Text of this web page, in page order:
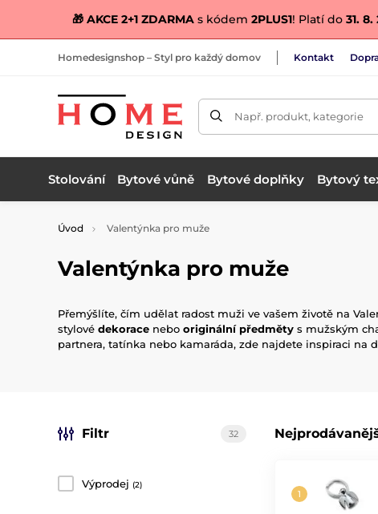
🎁 AKCE 2+1 ZDARMAs kódem 2PLUS1! Platí do31. 8.
Homedesignshop – Styl pro každý domov Kontakt
Např. produkt, kategorie
Stolování Bytové vůně Bytové doplňky Bytový
Úvod Valentýnka pro muže
Valentýnka pro muže
Přemýšlíte, čím udělat radost muži ve vašem životě na
stylové dekorace nebo originální předměty s mužským
partnera, tatínka nebo kamaráda, zde najdete inspiraci na
Filtr 32
Výprodej (2)